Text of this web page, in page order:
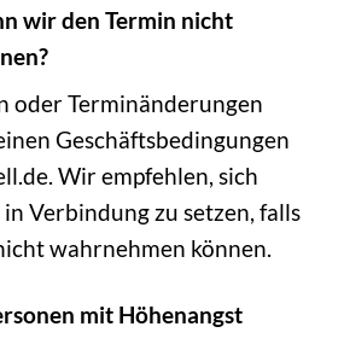
wir den Termin nicht
oder Terminänderungen
Geschäftsbedingungen
Wir empfehlen, sich
Verbindung zu setzen, falls
wahrnehmen können.
mit Höhenangst